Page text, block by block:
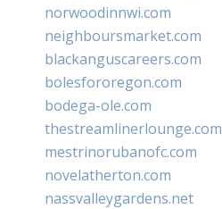
norwoodinnwi.com
neighboursmarket.com
blackanguscareers.com
bolesfororegon.com
bodega-ole.com
thestreamlinerlounge.com
mestrinorubanofc.com
novelatherton.com
nassvalleygardens.net